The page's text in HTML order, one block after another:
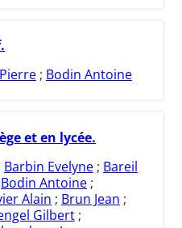
; Bodin Antoine
et en lycée.
Barbin Evelyne ; Bareil
Bodin Antoine ;
Alain ; Brun Jean ;
Gilbert ;